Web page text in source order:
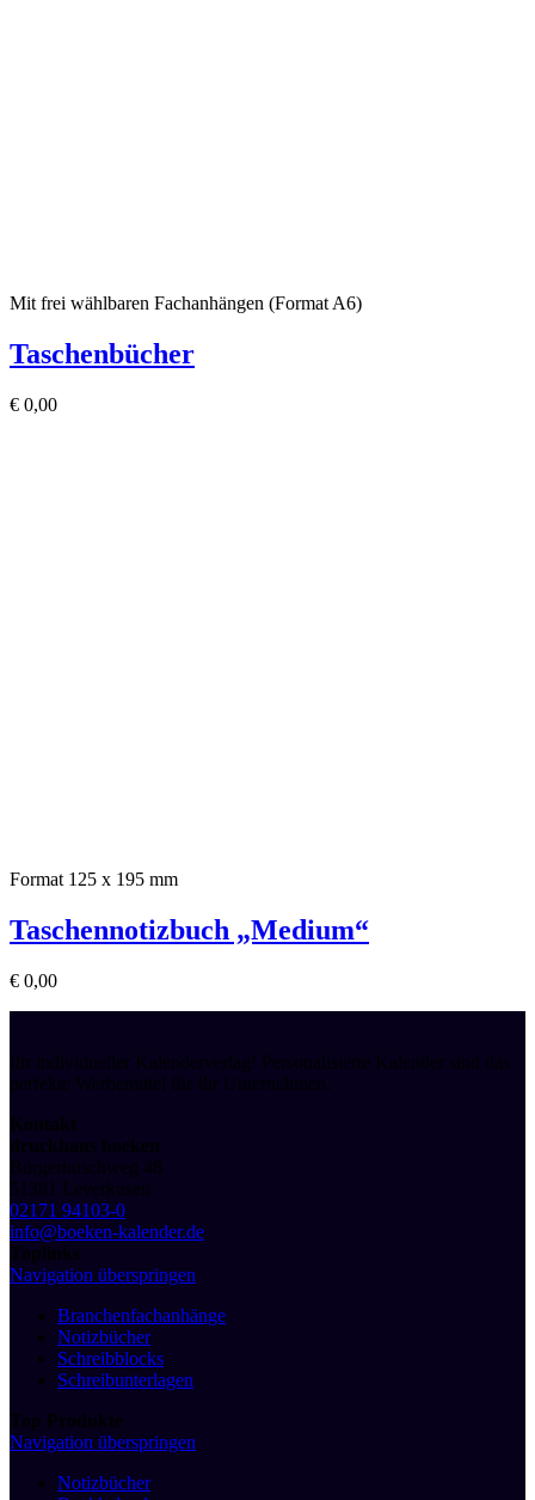
Mit frei wählbaren Fachanhängen (Format A6)
Taschenbücher
€ 0,00
Format 125 x 195 mm
Taschennotizbuch „Medium“
€ 0,00
Ihr individueller Kalenderverlag! Personalisierte Kalender sind das
perfekte Werbemittel für Ihr Unternehmen.
Kontakt
druckhaus boeken
Bürgerbuschweg 48
51381 Leverkusen
02171 94103-0
info@boeken-kalender.de
Toplinks
Navigation überspringen
Branchenfachanhänge
Notizbücher
Schreibblocks
Schreibunterlagen
Top Produkte
Navigation überspringen
Notizbücher